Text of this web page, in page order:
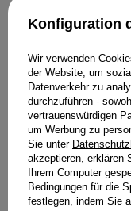
Konfiguration
Wir verwenden
der Website, um
Datenverkehr zu
durchzuführen -
vertrauenswürdigen
um Werbung zu
Sie unter
akzeptieren, erklären
Ihrem Computer
Bedingungen für die
festlegen, indem Sie